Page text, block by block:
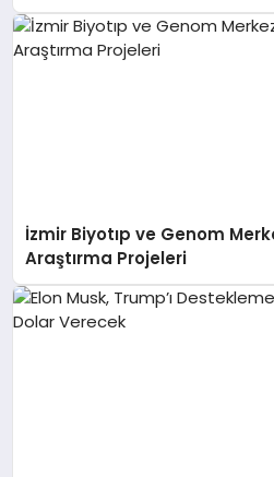
İzmir Biyotıp ve Genom
Araştırma Projeleri